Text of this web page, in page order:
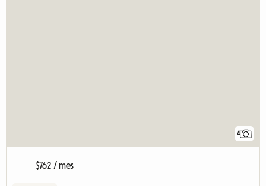
4
$762 / mes